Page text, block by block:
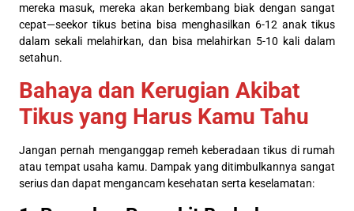
mereka masuk, mereka akan berkembang biak dengan sangat
cepat—seekor tikus betina bisa menghasilkan 6-12 anak tikus
dalam sekali melahirkan, dan bisa melahirkan 5-10 kali dalam
setahun.
Bahaya dan Kerugian Akibat
Tikus yang Harus Kamu Tahu
Jangan pernah menganggap remeh keberadaan tikus di rumah
atau tempat usaha kamu. Dampak yang ditimbulkannya sangat
serius dan dapat mengancam kesehatan serta keselamatan: